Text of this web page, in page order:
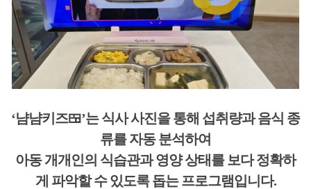
‘냠냠키즈🍱’는 식사 사진을 통해 섭취량과 음식 종
류를 자동 분석하여
아동 개개인의 식습관과 영양 상태를 보다 정확하
게 파악할 수 있도록 돕는 프로그램입니다.